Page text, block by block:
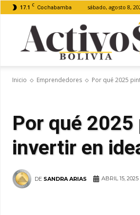
17.1 C Cochabamba sábado, agosto 8,
Inicio Emprendedores Por qué 2025
Por qué
invertir en
DE SANDRA ARIAS ABRIL 15, 2025